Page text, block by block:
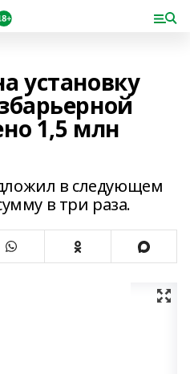
установку
1,5 млн
в следующем
в три раза.